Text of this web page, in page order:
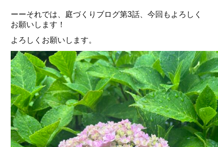
薪のオンラインストア
ーーそれでは、庭づくりブログ第3話、今回もよろしく
お願いします！
よろしくお願いします。